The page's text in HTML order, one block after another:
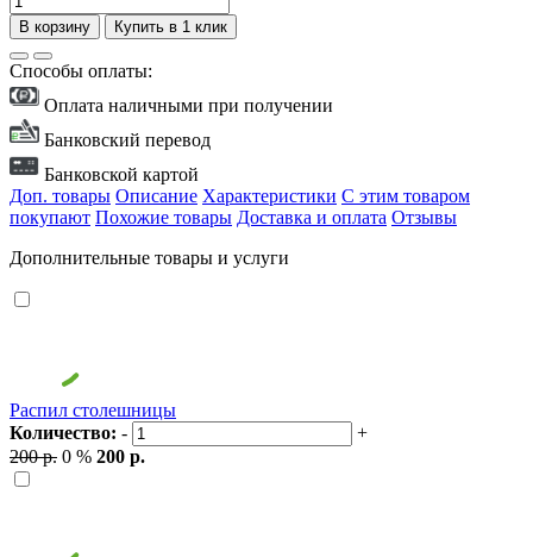
В корзину Купить в 1 клик
Способы оплаты:
Оплата наличными при получении
Банковский перевод
Банковской картой
Доп. товары Описание Характеристики С этим товаром
покупают Похожие товары Доставка и оплата Отзывы
Дополнительные товары и услуги
Распил столешницы
Количество: -
+
200 р. 0 % 200 р.